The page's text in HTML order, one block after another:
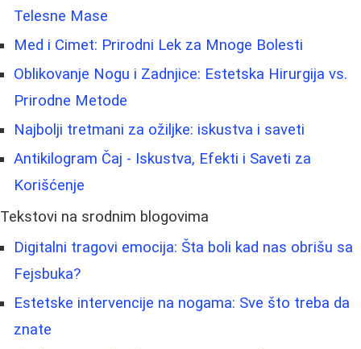
Telesne Mase
Med i Cimet: Prirodni Lek za Mnoge Bolesti
Oblikovanje Nogu i Zadnjice: Estetska Hirurgija vs.
Prirodne Metode
Najbolji tretmani za ožiljke: iskustva i saveti
Antikilogram Čaj - Iskustva, Efekti i Saveti za
Korišćenje
Tekstovi na srodnim blogovima
Digitalni tragovi emocija: Šta boli kad nas obrišu sa
Fejsbuka?
Estetske intervencije na nogama: Sve što treba da
znate